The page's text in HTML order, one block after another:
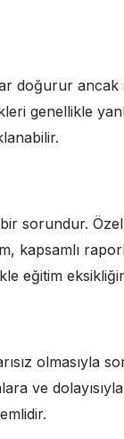
doğurur ancak
genellikle
sorundur.
kapsamlı
eğitim
olmasıyla
ve